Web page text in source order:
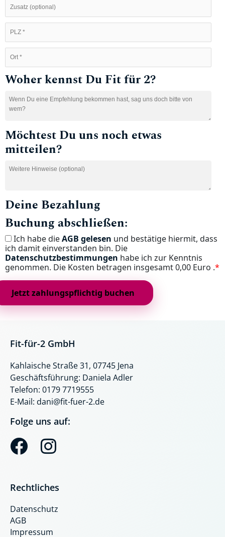
Woher kennst Du Fit für 2?
Möchtest Du uns noch etwas
mitteilen?
Deine Bezahlung
Buchung abschließen:
Ich habe dieAGB gelesen und bestätige hiermit, dass
ich damit einverstanden bin. Die
Datenschutzbestimmungen habe ich zur Kenntnis
genommen. Die Kosten betragen insgesamt0,00 Euro .*
Fit-für-2 GmbH
Kahlaische Straße 31, 07745 Jena
Geschäftsführung: Daniela Adler
Telefon: 0179 7719555
E-Mail: dani@fit-fuer-2.de
Folge uns auf:
F
a
c
e
b
I
s
t
a
Rechtliches
Datenschutz
AGB
Impressum